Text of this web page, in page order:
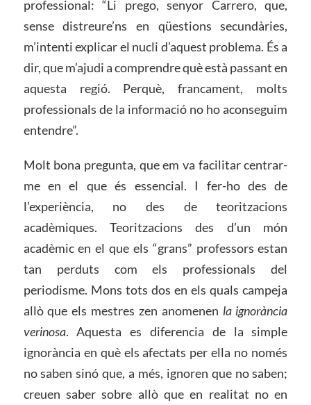
professional: “Li prego, senyor Carrero, que,
sense distreure’ns en qüestions secundàries,
m’intenti explicar el nucli d’aquest problema. És a
dir, que m’ajudi a comprendre què està passant en
aquesta regió. Perquè, francament, molts
professionals de la informació no ho aconseguim
entendre”.
Molt bona pregunta, que em va facilitar centrar-
me en el que és essencial. I fer-ho des de
l’experiència, no des de teoritzacions
acadèmiques. Teoritzacions des d’un món
acadèmic en el que els “grans” professors estan
tan perduts com els professionals del
periodisme. Mons tots dos en els quals campeja
allò que els mestres zen anomenen la ignorància
verinosa. Aquesta es diferencia de la simple
ignorància en què els afectats per ella no només
no saben sinó que, a més, ignoren que no saben;
creuen saber sobre allò que en realitat no en